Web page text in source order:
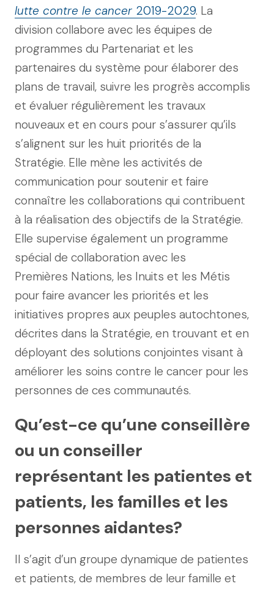
lutte contre le cancer 2019-2029. La
division collabore avec les équipes de
programmes du Partenariat et les
partenaires du système pour élaborer des
plans de travail, suivre les progrès accomplis
et évaluer régulièrement les travaux
nouveaux et en cours pour s’assurer qu’ils
s’alignent sur les huit priorités de la
Stratégie. Elle mène les activités de
communication pour soutenir et faire
connaître les collaborations qui contribuent
à la réalisation des objectifs de la Stratégie.
Elle supervise également un programme
spécial de collaboration avec les
Premières Nations, les Inuits et les Métis
pour faire avancer les priorités et les
initiatives propres aux peuples autochtones,
décrites dans la Stratégie, en trouvant et en
déployant des solutions conjointes visant à
améliorer les soins contre le cancer pour les
personnes de ces communautés.
Qu’est-ce qu’une conseillère
ou un conseiller
représentant les patientes et
patients, les familles et les
personnes aidantes?
Il s’agit d’un groupe dynamique de patientes
et patients, de membres de leur famille et